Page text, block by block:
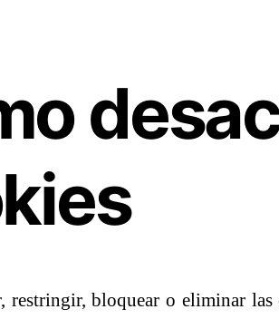
restringir, bloquear o eliminar